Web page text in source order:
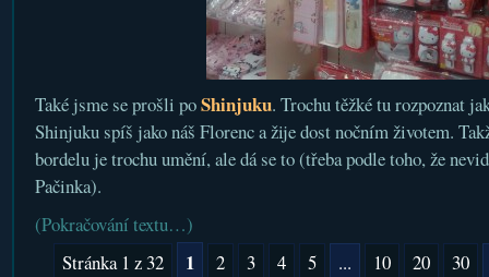
Také jsme se prošli poShinjuku. Trochu těžké tu rozpoznat
Shinjuku spíš jako náš Florenc a žije dost nočním životem.
bordelu je trochu umění, ale dá se to (třeba podle toho, že
Pačinka).
(Pokračování textu…)
Stránka 1 z 32
1 2 3 4 5 ... 10 20 30